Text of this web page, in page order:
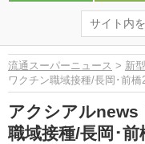
流通スーパーニュース > 新
ワクチン職域接種/長岡･前橋
アクシアルnews
職域接種/長岡･